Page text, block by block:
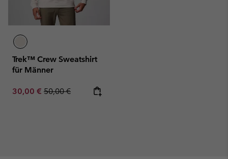
Trek™ Crew Sweatshirt
für Männer
Sale price:
30,00 € Regular price:
50,00 €